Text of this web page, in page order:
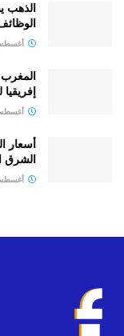
الذهب
أغسطس 5,
أغسطس 5,
أسعار
الشرق
أغسطس 5,